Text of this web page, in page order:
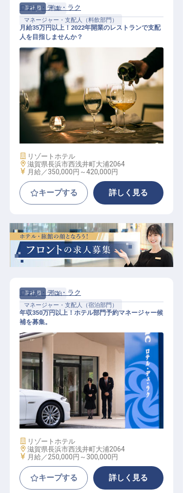
正社員
料飲
マネージャー・支配人（料飲部門）
マネージャー・支配人（料飲部門）
/ 正社員
ロテル・デュ・ラク
月給35万円以上！2022年開業のレストランで支配
人を目指しませんか？
施設業態
リゾートホテル
勤務地
滋賀県長浜市西浅井町大浦2064
給与
月給／350,000円～420,000円
キープする 詳しく見る
正社員
宿泊
マネージャー・支配人（宿泊部門）
マネージャー・支配人（宿泊部門）
/ 正社員
ロテル・デュ・ラク
年収350万円以上！ホテル部門予約マネージャー候
補を募集。
施設業態
リゾートホテル
勤務地
滋賀県長浜市西浅井町大浦2064
給与
月給／250,000円～ 300,000円
キープする 詳しく見る